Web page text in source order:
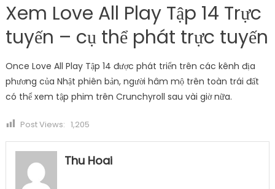
Xem Love All Play Tập 14 Trực
tuyến – cụ thể phát trực tuyến
Once Love All Play Tập 14 được phát triển trên các kênh địa
phương của Nhật phiên bản, người hâm mộ trên toàn trái đất
có thể xem tập phim trên Crunchyroll sau vài giờ nữa.
Post Views: 1,205
Thu Hoai